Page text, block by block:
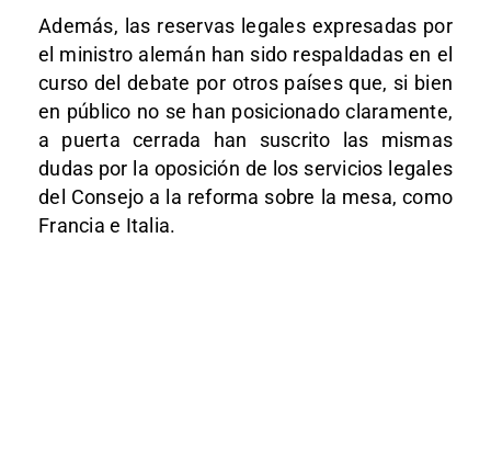
Además, las reservas legales expresadas por
el ministro alemán han sido respaldadas en el
curso del debate por otros países que, si bien
en público no se han posicionado claramente,
a puerta cerrada han suscrito las mismas
dudas por la oposición de los servicios legales
del Consejo a la reforma sobre la mesa, como
Francia e Italia.